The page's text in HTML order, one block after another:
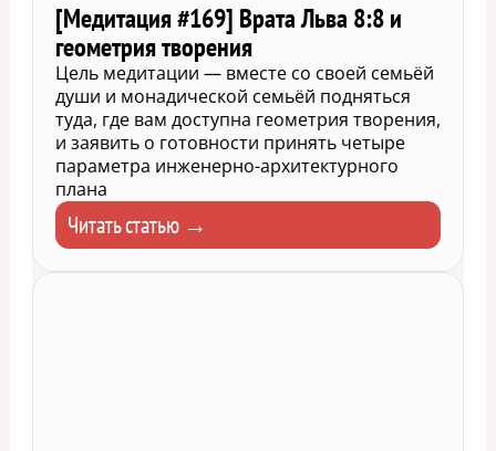
[Медитация #169] Врата Льва 8:8 и
геометрия творения
Цель медитации — вместе со своей семьёй
души и монадической семьёй подняться
туда, где вам доступна геометрия творения,
и заявить о готовности принять четыре
параметра инженерно-архитектурного
плана
Читать статью →